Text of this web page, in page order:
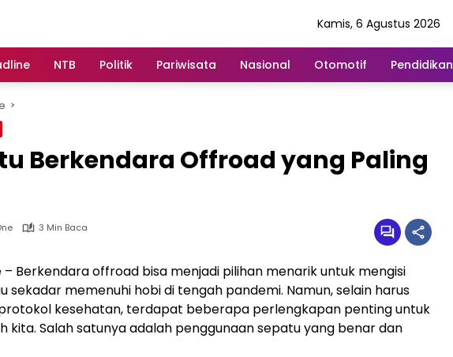
Kamis, 6 Agustus 2026
NTB Politik Pariwisata Nasional Otomotif Pendidikan
Berkendara Offroad yang Paling
3 Min Baca
Berkendara offroad bisa menjadi pilihan menarik untuk mengisi
sekadar memenuhi hobi di tengah pandemi. Namun, selain harus
kesehatan, terdapat beberapa perlengkapan penting untuk
kita. Salah satunya adalah penggunaan sepatu yang benar dan